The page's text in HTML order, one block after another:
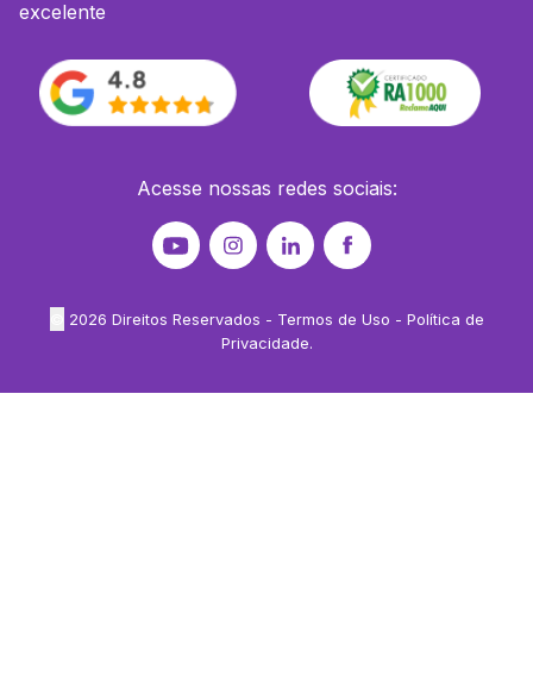
excelente
Acesse nossas redes sociais:
2026 Direitos Reservados - Termos de Uso - Política de
Privacidade.